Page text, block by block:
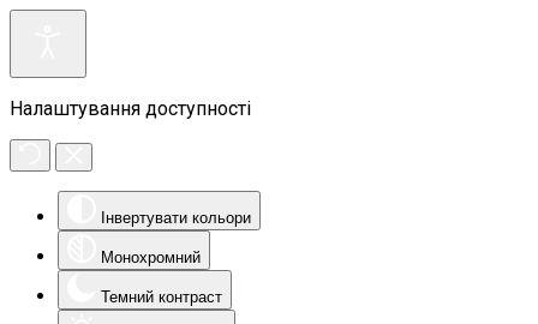
Налаштування доступності
Інвертувати кольори
Монохромний
Темний контраст